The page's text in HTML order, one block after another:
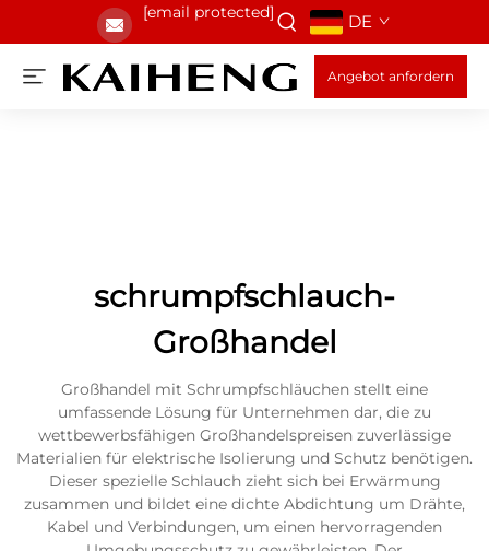
[email protected] DE
Angebot anfordern
schrumpfschlauch-
Großhandel
Großhandel mit Schrumpfschläuchen stellt eine
umfassende Lösung für Unternehmen dar, die zu
wettbewerbsfähigen Großhandelspreisen zuverlässige
Materialien für elektrische Isolierung und Schutz benötigen.
Dieser spezielle Schlauch zieht sich bei Erwärmung
zusammen und bildet eine dichte Abdichtung um Drähte,
Kabel und Verbindungen, um einen hervorragenden